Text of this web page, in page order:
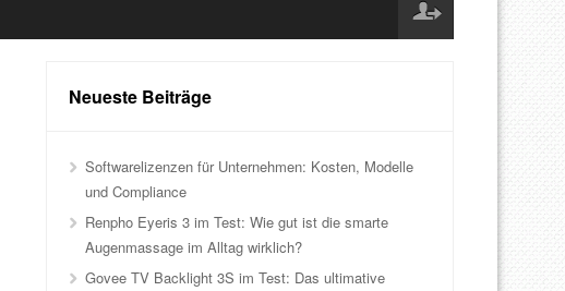
Neueste Beiträge
Softwarelizenzen für Unternehmen: Kosten, Modelle
und Compliance
Renpho Eyeris 3 im Test: Wie gut ist die smarte
Augenmassage im Alltag wirklich?
Govee TV Backlight 3S im Test: Das ultimative